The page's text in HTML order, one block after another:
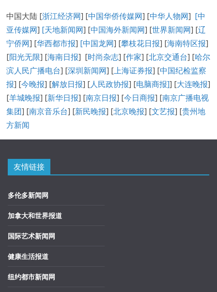
中国大陆 [浙江经济网] [中国华侨传媒网] [中华人物网] [中
亚传媒网] [天地新闻网] [中国海外新闻网] [世界新闻网] [辽
宁侨网] [华西都市报] [中国龙网] [攀枝花日报] [海南特区报]
[阳光无限] [海南日报] [时尚杂志] [作家] [北京交通台] [哈尔
滨人民广播电台] [深圳新闻网] [上海证券报] [中国纪检监察
报] [今晚报] [解放日报] [人民政协报] [电脑商报]] [大连晚报]
[羊城晚报] [新华日报] [南京日报] [今日商报] [南京广播电视
集团] [南京音乐台] [新民晚报] [北京晚报] [文艺报] [贵州地
方新闻
友情链接
多伦多新闻网
加拿大和世界报道
国际艺术新闻网
健康生活报道
纽约都市新闻网